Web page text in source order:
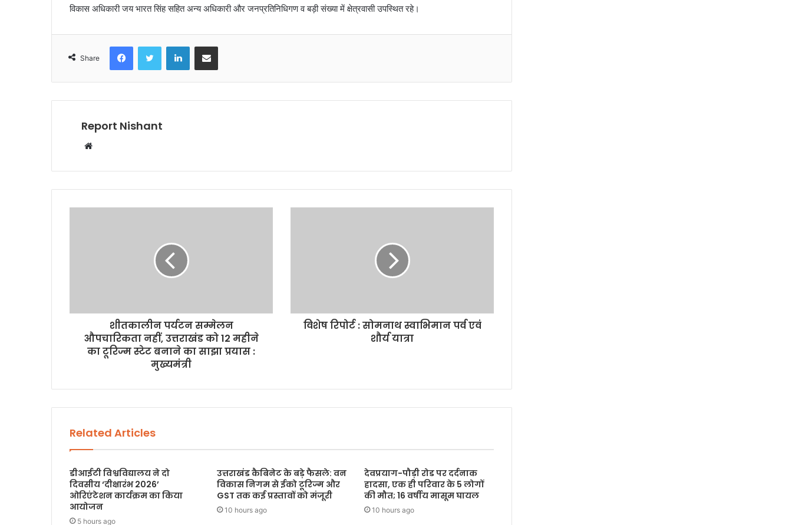
विकास अधिकारी जय भारत सिंह सहित अन्य अधिकारी और जनप्रतिनिधिगण व बड़ी संख्या में क्षेत्रवासी उपस्थित रहे।
Share
Report Nishant
b
s
शीतकालीन पर्यटन सम्मेलन
औपचारिकता नहीं, उत्तराखंड को 12 महीने
का टूरिज्म स्टेट बनाने का साझा प्रयास :
मुख्यमंत्री
विशेष रिपोर्ट : सोमनाथ स्वाभिमान पर्व एवं
शौर्य यात्रा
Related Articles
डीआईटी विश्वविद्यालय ने दो
दिवसीय ‘दीक्षारंभ 2026’
ओरिएंटेशन कार्यक्रम का किया
आयोजन
5 hours ago
उत्तराखंड कैबिनेट के बड़े फैसले: वन
विकास निगम से ईको टूरिज्म और
GST तक कई प्रस्तावों को मंजूरी
10 hours ago
देवप्रयाग-पौड़ी रोड पर दर्दनाक
हादसा, एक ही परिवार के 5 लोगों
की मौत; 16 वर्षीय मासूम घायल
10 hours ago